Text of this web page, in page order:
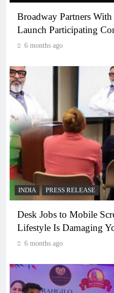
Broadway Partners
Launch Participating
6 months ago
INDIA PRESS RELEASE
Desk Jobs to Mobile
Lifestyle Is Damaging
6 months ago